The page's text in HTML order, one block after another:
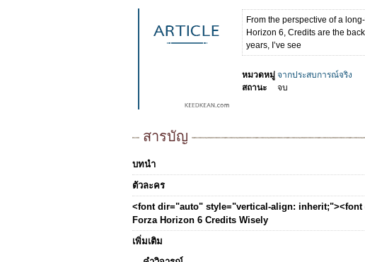
From the perspective of a
Horizon 6, Credits are the
years, I’ve see
หมวดหมู่ จากประสบการณ์จริง
สถานะ
จบ
สารบัญ
บทนำ
ตัวละคร
<font dir="auto" style="vertical-align:
Forza Horizon 6 Credits Wisely
เพิ่มเติม